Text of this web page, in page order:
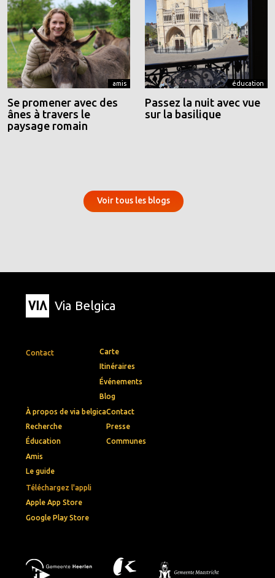
amis
Se promener avec des
ânes à travers le
paysage romain
éducation
Passez la nuit avec vue
sur la basilique
Voir tous les blogs
Via Belgica
Contact
Téléchargez l'appli
Apple App Store
Google Play Store
Carte
Itinéraires
Événements
Blog
À propos de via belgica
Recherche
Éducation
Amis
Le guide
Contact
Presse
Communes